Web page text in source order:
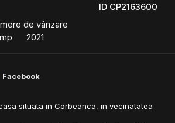
ID CP2163600
de vânzare
2021
Facebook
situata in Corbeanca, in vecinatatea